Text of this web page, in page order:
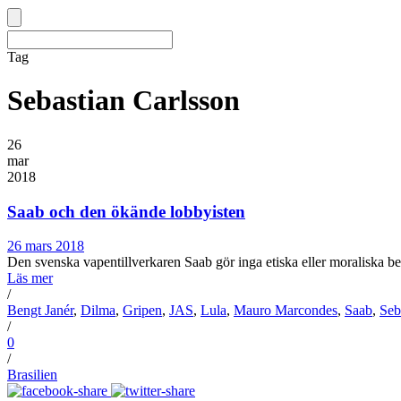
Tag
Sebastian Carlsson
26
mar
2018
Saab och den ökände lobbyisten
26 mars 2018
Den svenska vapentillverkaren Saab gör inga etiska eller moraliska
Läs mer
/
Bengt Janér, Dilma, Gripen, JAS, Lula, Mauro Marcondes, Saab,
/
0
/
Brasilien